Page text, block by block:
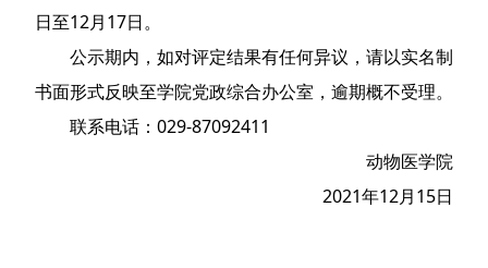
日至12月17日。
公示期内，如对评定结果有任何异议，请以实名制
书面形式反映至学院党政综合办公室，逾期概不受理。
联系电话：029-87092411
动物医学院
2021年12月15日